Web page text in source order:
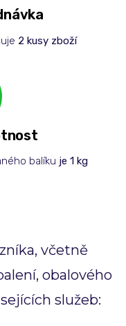
2 kusy zboží
balíku je 1 kg
včetně
obalového
služeb: